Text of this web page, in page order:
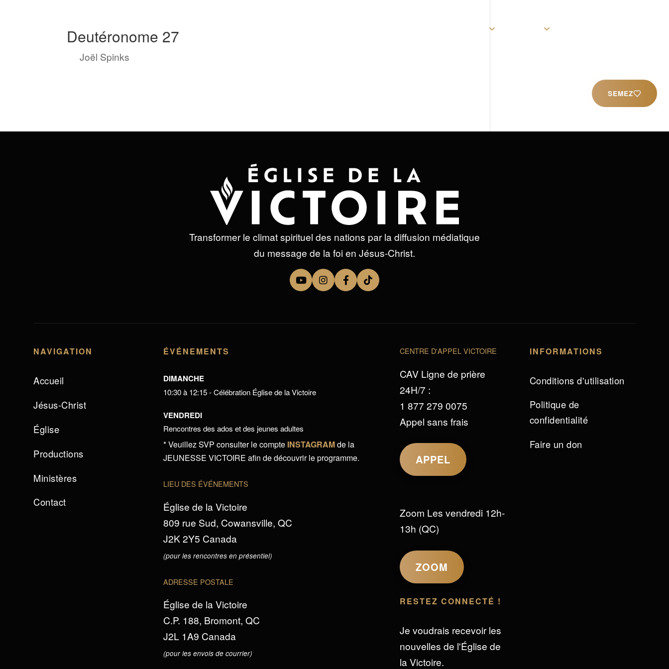
SEMEZ
Deutéronome 27
byJoël Spinks
Transformer le climat spirituel des nations par la diffusion médiatique
du message de la foi en Jésus-Christ.
NAVIGATION
Accueil
Jésus-Christ
Église
Productions
Ministères
Contact
ÉVÉNEMENTS
DIMANCHE
10:30 à 12:15 - Célébration Église de la Victoire
VENDREDI
Rencontres des ados et des jeunes adultes
* Veuillez SVP consulter le compte INSTAGRAMde la
JEUNESSE VICTOIRE afin de découvrir le programme.
LIEU DES ÉVÉNEMENTS
Église de la Victoire
809 rue Sud, Cowansville, QC
J2K 2Y5 Canada
(pour les rencontres en présentiel)
ADRESSE POSTALE
Église de la Victoire
C.P. 188, Bromont, QC
J2L 1A9 Canada
(pour les envois de courrier)
CENTRE D'APPEL VICTOIRE
CAV Ligne de prière
24H/7 :
1 877 279 0075
Appel sans frais
APPEL
Zoom Les vendredi 12h-
13h (QC)
ZOOM
RESTEZ CONNECTÉ !
Je voudrais recevoir les
nouvelles de l'Église de
la Victoire.
INFORMATIONS
Conditions d'utilisation
Politique de
confidentialité
Faire un don